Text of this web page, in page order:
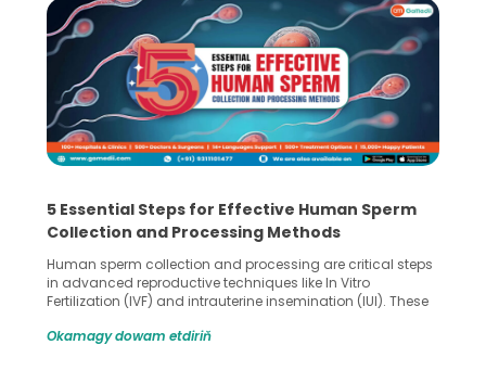
5 Essential Steps for Effective Human Sperm
Collection and Processing Methods
Human sperm collection and processing are critical steps
in advanced reproductive techniques like In Vitro
Fertilization (IVF) and intrauterine insemination (IUI). These
challenges and help couples achieve their dream of
Okamagy dowam etdiriň